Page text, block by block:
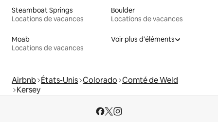
Steamboat Springs
Locations de vacances
Boulder
Locations de vacances
Moab
Locations de vacances
Voir plus d'éléments
Airbnb États-Unis Colorado Comté de Weld
Kersey